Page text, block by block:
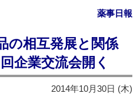
薬事日報
の相互発展と関係
企業交流会開く
2014年10月30日 (木)